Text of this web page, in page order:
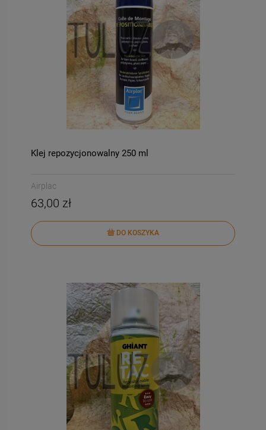
Klej repozycjonowalny 250 ml
Airplac
63,00 zł
DO KOSZYKA